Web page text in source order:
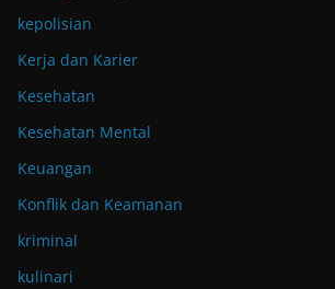
kepolisian
Kerja dan Karier
Kesehatan
Kesehatan Mental
Keuangan
Konflik dan Keamanan
kriminal
kulinari